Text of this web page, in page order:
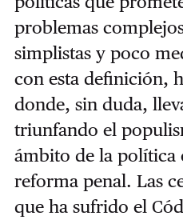
problemas
simplistas y poco
con esta definición,
donde, sin duda,
triunfando el
ámbito de la política
reforma penal. Las
que ha sufrido el